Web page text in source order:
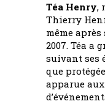
Téa Henry,
Thierry
même
2007. Téa a
suivant ses
que
apparue